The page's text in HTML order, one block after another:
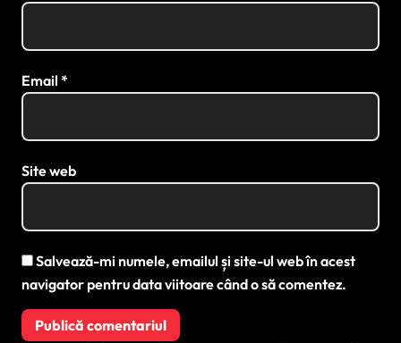
Email *
Site web
Salvează-mi numele, emailul și site-ul web în acest
navigator pentru data viitoare când o să comentez.